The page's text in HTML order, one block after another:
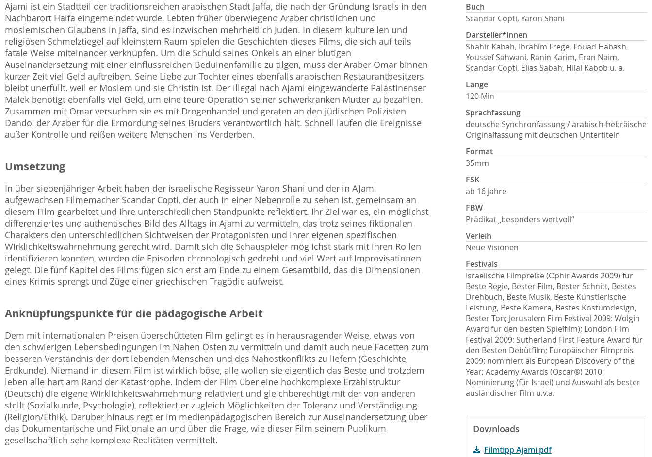
Ajami ist ein Stadtteil der traditionsreichen arabischen Stadt Jaffa, die nach der Gründung Israels in den
Nachbarort Haifa eingemeindet wurde. Lebten früher überwiegend Araber christlichen und
moslemischen Glaubens in Jaffa, sind es inzwischen mehrheitlich Juden. In diesem kulturellen und
religiösen Schmelztiegel auf kleinstem Raum spielen die Geschichten dieses Films, die sich auf teils
fatale Weise miteinander verknüpfen. Um die Schuld seines Onkels an einer blutigen
Auseinandersetzung mit einer einflussreichen Beduinenfamilie zu tilgen, muss der Araber Omar binnen
kurzer Zeit viel Geld auftreiben. Seine Liebe zur Tochter eines ebenfalls arabischen Restaurantbesitzers
bleibt unerfüllt, weil er Moslem und sie Christin ist. Der illegal nach Ajami eingewanderte Palästinenser
Malek benötigt ebenfalls viel Geld, um eine teure Operation seiner schwerkranken Mutter zu bezahlen.
Zusammen mit Omar versuchen sie es mit Drogenhandel und geraten an den jüdischen Polizisten
Dando, der Araber für die Ermordung seines Bruders verantwortlich hält. Schnell laufen die Ereignisse
außer Kontrolle und reißen weitere Menschen ins Verderben.
Umsetzung
In über siebenjähriger Arbeit haben der israelische Regisseur Yaron Shani und der in AJami
aufgewachsen Filmemacher Scandar Copti, der auch in einer Nebenrolle zu sehen ist, gemeinsam an
diesem Film gearbeitet und ihre unterschiedlichen Standpunkte reflektiert. Ihr Ziel war es, ein möglichst
differenziertes und authentisches Bild des Alltags in Ajami zu vermitteln, das trotz seines fiktionalen
Charakters den unterschiedlichen Sichtweisen der Protagonisten und ihrer eigenen spezifischen
Wirklichkeitswahrnehmung gerecht wird. Damit sich die Schauspieler möglichst stark mit ihren Rollen
identifizieren konnten, wurden die Episoden chronologisch gedreht und viel Wert auf Improvisationen
gelegt. Die fünf Kapitel des Films fügen sich erst am Ende zu einem Gesamtbild, das die Dimensionen
eines Krimis sprengt und Züge einer griechischen Tragödie aufweist.
Anknüpfungspunkte für die pädagogische Arbeit
Dem mit internationalen Preisen überschütteten Film gelingt es in herausragender Weise, etwas von
den schwierigen Lebensbedingungen im Nahen Osten zu vermitteln und damit auch neue Facetten zum
besseren Verständnis der dort lebenden Menschen und des Nahostkonflikts zu liefern (Geschichte,
Erdkunde). Niemand in diesem Film ist wirklich böse, alle wollen sie eigentlich das Beste und trotzdem
leben alle hart am Rand der Katastrophe. Indem der Film über eine hochkomplexe Erzählstruktur
(Deutsch) die eigene Wirklichkeitswahrnehmung relativiert und gleichberechtigt mit der von anderen
stellt (Sozialkunde, Psychologie), reflektiert er zugleich Möglichkeiten der Toleranz und Verständigung
(Religion/Ethik). Darüber hinaus regt er im medienpädagogischen Bereich zur Auseinandersetzung über
das Dokumentarische und Fiktionale an und über die Frage, wie dieser Film seinem Publikum
gesellschaftlich sehr komplexe Realitäten vermittelt.
Buch
Scandar Copti, Yaron Shani
Darsteller*innen
Shahir Kabah, Ibrahim Frege, Fouad Habash,
Youssef Sahwani, Ranin Karim, Eran Naim,
Scandar Copti, Elias Sabah, Hilal Kabob u. a.
Länge
120 Min
Sprachfassung
deutsche Synchronfassung / arabisch-hebräische
Originalfassung mit deutschen Untertiteln
Format
35mm
FSK
ab 16 Jahre
FBW
Prädikat „besonders wertvoll“
Verleih
Neue Visionen
Festivals
Israelische Filmpreise (Ophir Awards 2009) für
Beste Regie, Bester Film, Bester Schnitt, Bestes
Drehbuch, Beste Musik, Beste Künstlerische
Leistung, Beste Kamera, Bestes Kostümdesign,
Bester Ton; Jerusalem Film Festival 2009: Wolgin
Award für den besten Spielfilm); London Film
Festival 2009: Sutherland First Feature Award für
den Besten Debütfilm; Europäischer Filmpreis
2009: nominiert als European Discovery of the
Year; Academy Awards (Oscar®) 2010:
Nominierung (für Israel) und Auswahl als bester
ausländischer Film u.v.a.
Downloads
Filmtipp Ajami.pdf